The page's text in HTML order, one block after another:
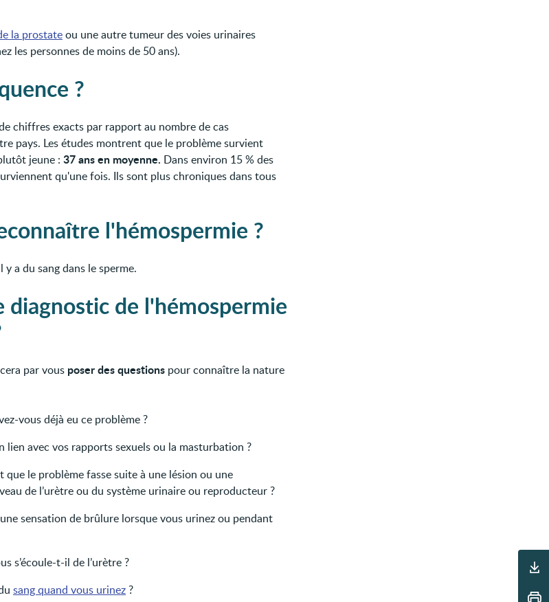
Outils
la prostateou une autre tumeur des voies urinaires
les personnes de moins de 50 ans).
?
chiffres exacts par rapport au nombre de cas
pays. Les études montrent que le problème survient
jeune : 37 ans en moyenne. Dans environ 15 % des
qu'une fois. Ils sont plus chroniques dans tous
l'hémospermie ?
y a du sang dans le sperme.
diagnostic de l'hémospermie
par vous poser des questions pour connaître la nature
vous déjà eu ce problème ?
lien avec vos rapports sexuels ou la masturbation ?
que le problème fasse suite à une lésion ou une
de l’urètre ou du système urinaire ou reproducteur ?
sensation de brûlure lorsque vous urinez ou pendant
s’écoule-t-il de l’urètre ?
sang quand vous urinez ?